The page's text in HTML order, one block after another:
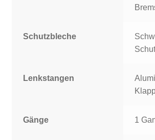
Schutzbleche
Lenkstangen
Gänge 1